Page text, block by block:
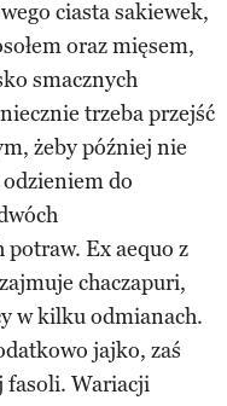
ciasta sakiewek,
oraz mięsem,
smacznych
trzeba przejść
żeby później nie
do
Ex aequo z
chaczapuri,
w kilku odmianach.
jajko, zaś
fasoli. Wariacji